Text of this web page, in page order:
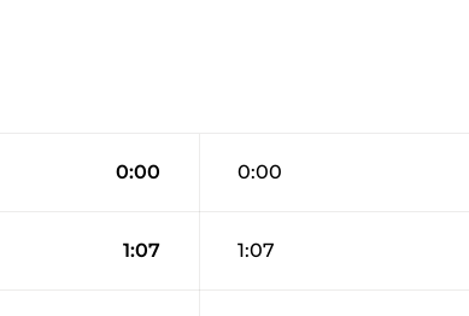
0:00 0:00
1:07 1:07